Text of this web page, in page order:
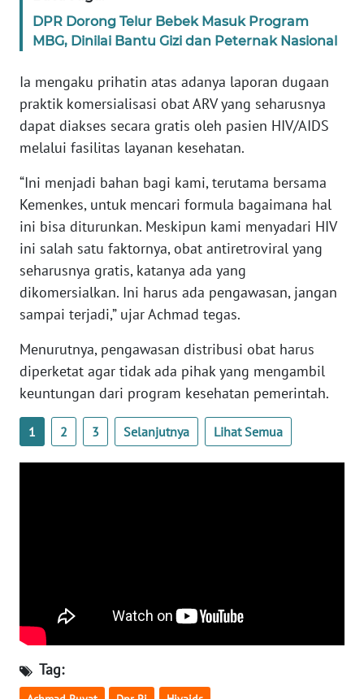
DPR Dorong Telur Bebek Masuk Program
MBG, Dinilai Bantu Gizi dan Peternak Nasional
Ia mengaku prihatin atas adanya laporan dugaan
praktik komersialisasi obat ARV yang seharusnya
dapat diakses secara gratis oleh pasien HIV/AIDS
melalui fasilitas layanan kesehatan.
“Ini menjadi bahan bagi kami, terutama bersama
Kemenkes, untuk mencari formula bagaimana hal
ini bisa diturunkan. Meskipun kami menyadari HIV
ini salah satu faktornya, obat antiretroviral yang
seharusnya gratis, katanya ada yang
dikomersialkan. Ini harus ada pengawasan, jangan
sampai terjadi,” ujar Achmad tegas.
Menurutnya, pengawasan distribusi obat harus
diperketat agar tidak ada pihak yang mengambil
keuntungan dari program kesehatan pemerintah.
1 2 3 Selanjutnya Lihat Semua
Tag:
WN
WN
KEPRI
PAPUA
WN
PAPUA
BARAT
WN
RIAU
SERAMBI
WN
JAMBI
SULTENG
WN
SULBAR